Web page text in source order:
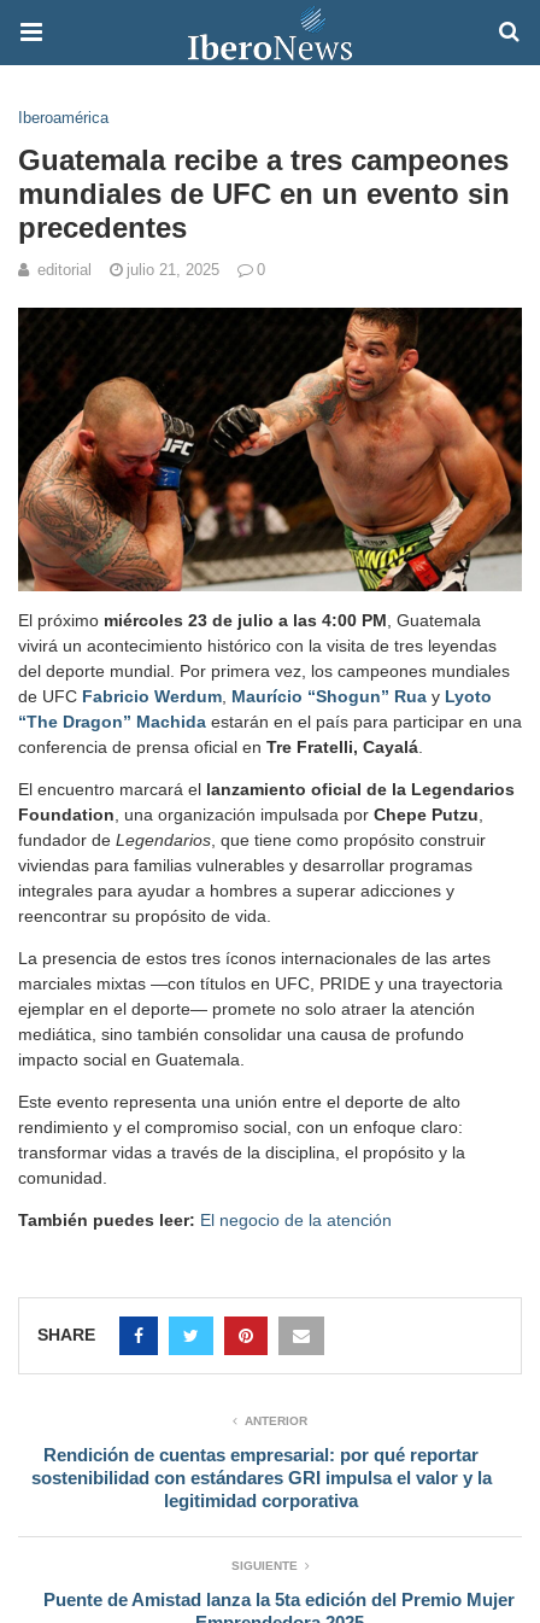
Iberoamérica
Guatemala recibe a tres campeones
mundiales de UFC en un evento sin
precedentes
editorial julio 21, 2025 0
El próximo miércoles 23 de julio a las 4:00 PM , Guatemala
vivirá un acontecimiento histórico con la visita de tres leyendas
del deporte mundial. Por primera vez, los campeones mundiales
de UFC Fabricio Werdum Maurício “Shogun” Rua y Lyoto
“The Dragon” Machida estarán en el país para participar en una
conferencia de prensa oficial en Tre Fratelli, Cayalá
El encuentro marcará el lanzamiento oficial de la Legendarios
Foundation , una organización impulsada por Chepe Putzu
fundador de Legendarios , que tiene como propósito construir
viviendas para familias vulnerables y desarrollar programas
integrales para ayudar a hombres a superar adicciones y
reencontrar su propósito de vida.
La presencia de estos tres íconos internacionales de las artes
marciales mixtas —con títulos en UFC, PRIDE y una trayectoria
ejemplar en el deporte— promete no solo atraer la atención
mediática, sino también consolidar una causa de profundo
impacto social en Guatemala.
Este evento representa una unión entre el deporte de alto
rendimiento y el compromiso social, con un enfoque claro:
transformar vidas a través de la disciplina, el propósito y la
comunidad.
También puedes leer: El negocio de la atención
SHARE
ANTERIOR
Rendición de cuentas empresarial: por qué reportar
sostenibilidad con estándares GRI impulsa el valor y la
legitimidad corporativa
SIGUIENTE
Puente de Amistad lanza la 5ta edición del Premio Mujer